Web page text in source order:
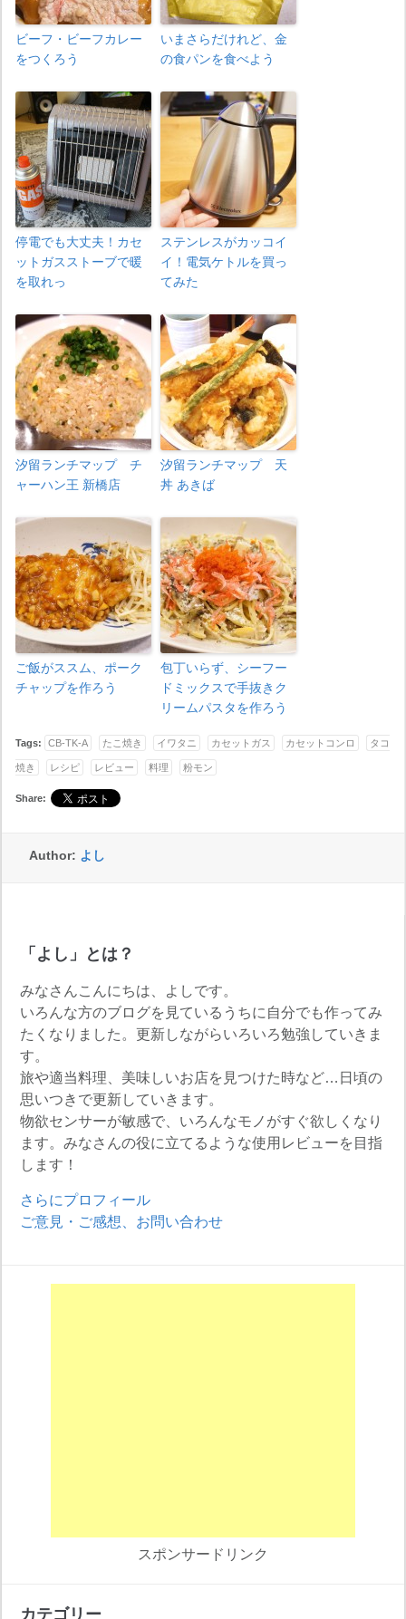
ビーフ・ビーフカレー
をつくろう
いまさらだけれど、金
の食パンを食べよう
停電でも大丈夫！カセ
ットガスストーブで暖
を取れっ
ステンレスがカッコイ
イ！電気ケトルを買っ
てみた
汐留ランチマップ チ
ャーハン王 新橋店
汐留ランチマップ 天
丼 あきば
ご飯がススム、ポーク
チャップを作ろう
包丁いらず、シーフー
ドミックスで手抜きク
リームパスタを作ろう
Tags: CB-TK-A たこ焼き イワタニ カセットガス カセットコンロ タコ
焼き レシピ レビュー 料理 粉モン
Share:
Author: よし
「よし」とは？
みなさんこんにちは、よしです。
いろんな方のブログを見ているうちに自分でも作ってみ
たくなりました。更新しながらいろいろ勉強していきま
す。
旅や適当料理、美味しいお店を見つけた時など…日頃の
思いつきで更新していきます。
物欲センサーが敏感で、いろんなモノがすぐ欲しくなり
ます。みなさんの役に立てるような使用レビューを目指
します！
さらにプロフィール
ご意見・ご感想、お問い合わせ
スポンサードリンク
カテゴリー